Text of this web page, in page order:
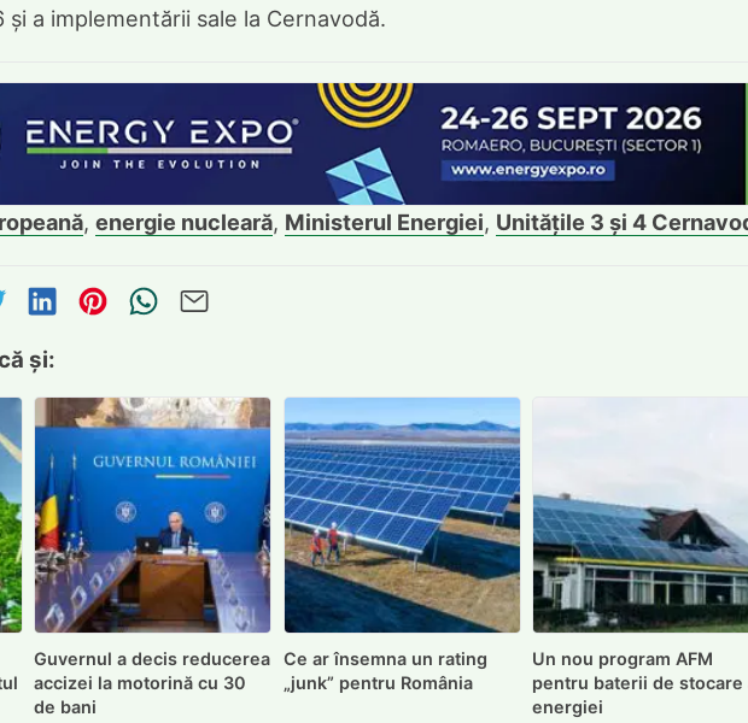
a implementării sale la Cernavodă.
, energie nucleară, Ministerul Energiei, Unitățile 3 și 4
pe Facebook
Distribuie pe Twitter
Distribuie pe LinkedIn
Distribuie pe Pinterest
Trimite prin whatsapp
și:
Guvernul a decis reducerea
accizei la motorină cu 30
de bani
Ce ar însemna un rating
„junk” pentru România
Un nou program AFM
pentru baterii de stocare
energiei